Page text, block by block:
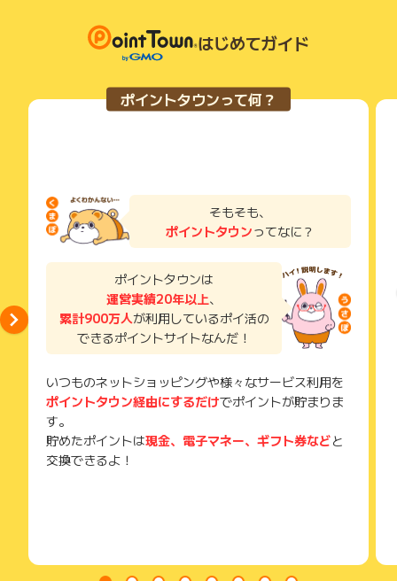
2019年7月1日より
複数商品を購入された場合には、1商品につき99円以下は切り
そのため、獲得予定ポイントと加算ポイント数が異なる場合が
ございます。予めご了承くださいますようお願いいたします。
ります。（ポイントタウンを経由する以前にカートに入ってい
る商品はポイント獲得対象外です）
(2022年12月1日より)
※1商品につき、最大909円相当分までのポイント還元となりま
す。獲得予定ポイント反映時に909円相当分以上でポイントが
表示される場合がございますが、承認時に正しいポイント数へ
と変更されます。
また、還元率により変動いたしますので予めご了承下さい。
【ポイント獲得対象外条件】
せん。
※お買い物かごに追加する前に各商品のレビューを見た場合
※お買い物かごに追加する前に別のサイトに訪問するなど店舗の外に
※家族間（同居の親族など生計を同一にする）での購入の場合、誰か
て一度でも同サービス・お買い物を利用されたことがある場合
ご利用前には、Cookieの削除をおこなっていただくことを推奨
サービス・お買い物利用時にお電話など2つ以上の申し込み方
法がある場合、必ずサイト上のWEBフォームからお申し込みく
了などのメールは、ポイント獲得するまで必ず保管してくださ
獲得待ち・獲得失敗の状態でお問い合わせされる際に、該当の
メールを送っていただく場合がございます。
そのため、紛失・破棄された場合は対応いたしかねますので、
ご注意ください。
(※) SafariやChromeなどwebサイトを表示するアプリのこと
条件を達成しているかどうかは各広告主ではなく、代理店が行
っているため、広告主はポイントに関する詳細を把握しており
そのため、ポイントタウンのポイントに関するお問い合わせを
広告主様に直接行わないようお願いいたします。
楽天市場とは楽天が運営しているオンラインモールの一つであ
楽天市場で買い物をするたびに楽天カードを使用すると効率良
他、年会費が無料なので楽天市場を利用する人ほど様々な恩恵
があります。
はじめてガイド
ポイントタウンって何？
そもそも、
ポイントタウンってなに？
ポイントタウンは
運営実績20年以上、
累計900万人が利用しているポイ活の
できるポイントサイトなんだ！
いつものネットショッピングや様々なサービス利用を
ポイントタウン経由にするだけでポイントが貯まりま
す。
貯めたポイントは現金、電子マネー、ギフト券などと
交換できるよ！